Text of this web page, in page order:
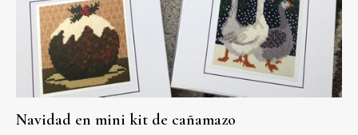
Navidad en mini kit de cañamazo